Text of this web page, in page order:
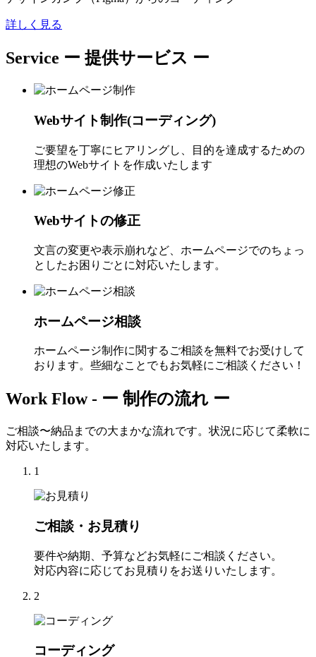
詳しく見る
Service ー 提供サービス ー
Webサイト制作(コーディング)
ご要望を丁寧にヒアリングし、目的を達成するための
理想のWebサイトを作成いたします
Webサイトの修正
文言の変更や表示崩れなど、ホームページでのちょっ
としたお困りごとに対応いたします。
ホームページ相談
ホームページ制作に関するご相談を無料でお受けして
おります。些細なことでもお気軽にご相談ください！
Work Flow - ー 制作の流れ ー
ご相談〜納品までの大まかな流れです。状況に応じて柔軟に
対応いたします。
1
ご相談・お見積り
要件や納期、予算などお気軽にご相談ください。
対応内容に応じてお見積りをお送りいたします。
2
コーディング